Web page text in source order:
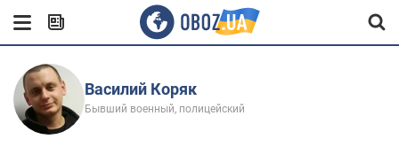
Василий Коряк
Бывший военный, полицейский